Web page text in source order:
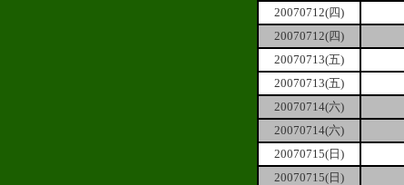
20070712(四)
20070712(四)
20070713(五)
20070713(五)
20070714(六)
20070714(六)
20070715(日)
20070715(日)